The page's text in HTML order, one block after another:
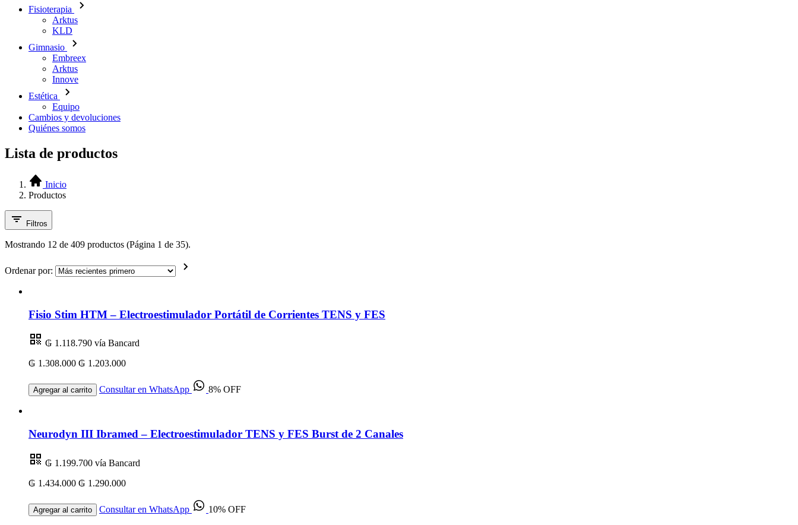
Fisioterapia
Arktus
KLD
Gimnasio
Embreex
Arktus
Innove
Estética
Equipo
Cambios y devoluciones
Quiénes somos
Lista de productos
Inicio
Productos
Filtros
Mostrando 12 de 409 productos (Página 1 de 35).
Ordenar por:
Fisio Stim HTM – Electroestimulador Portátil de Corrientes TENS y FES
₲ 1.118.790 vía Bancard
₲ 1.308.000 ₲ 1.203.000
Agregar al carrito Consultar en WhatsApp 8% OFF
Neurodyn III Ibramed – Electroestimulador TENS y FES Burst de 2 Canales
₲ 1.199.700 vía Bancard
₲ 1.434.000 ₲ 1.290.000
Agregar al carrito Consultar en WhatsApp 10% OFF